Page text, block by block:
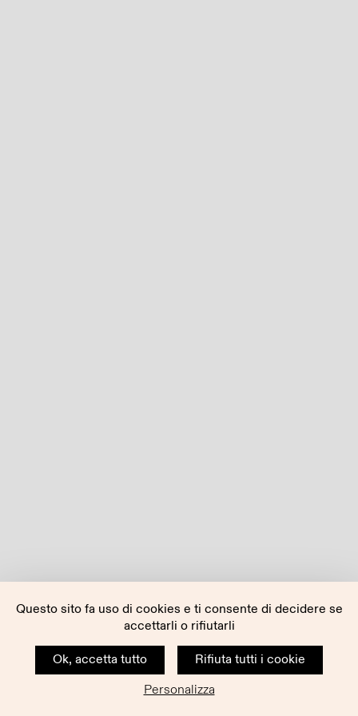
Questo sito fa uso di cookies e ti consente di decidere se
accettarli o rifiutarli
Ok, accetta tutto
Rifiuta tutti i cookie
Personalizza